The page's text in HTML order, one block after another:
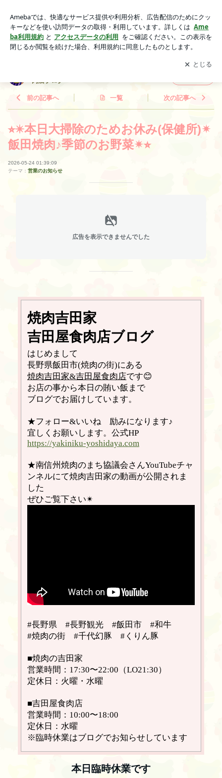
✴︎⭐︎ | 飯田の老舗焼肉店｜焼肉の吉田家＆吉田屋食肉店ブログ
アプリをダウンロードして ブログの更新通知
を受け取りまし
ょう。
開く
肉店ブログ
前の記事へ 一覧 次の記事へ
⭐︎✴︎本日大掃除のためお休み(保健所)✴︎
飯田焼肉♪季節のお野菜✴︎⭐︎
2026-05-24 01:39:09
テーマ： 営業のお知らせ
広告を表示できませんでした
焼肉吉田家
吉田屋食肉店ブログ
はじめまして
長野県飯田市(焼肉の街)にある
焼肉吉田家&吉田屋食肉店です😊
お店の事から本日の賄い飯まで
ブログでお届けしています。
★フォロー&いいね 励みになります♪
宜しくお願いします。公式HP
https://yakiniku-yoshidaya.com
★南信州焼肉のまち協議会さんYouTubeチャ
ンネルにて焼肉吉田家の動画が公開されま
した
ぜひご覧下さい✴︎
#長野県 #長野観光 #飯田市 #和牛
#焼肉の街 #千代幻豚 #くりん豚
■焼肉の吉田家
営業時間：17:30〜22:00（LO21:30）
定休日：火曜・水曜
■吉田屋食肉店
営業時間：10:00〜18:00
定休日：水曜
※臨時休業はブログでお知らせしています
本日臨時休業です